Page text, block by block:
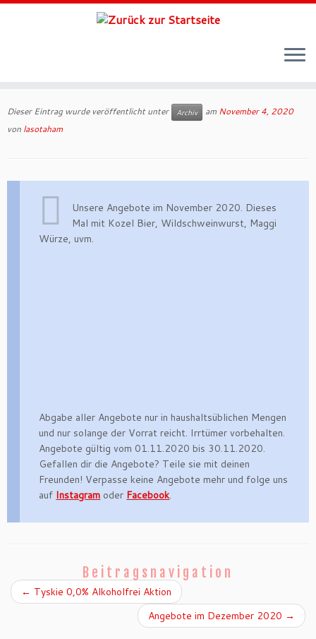
Inhalt
springen
Dieser Eintrag wurde veröffentlicht unter Archiv am November 4, 2020
von lasotaham
Unsere Angebote im November 2020. Dieses
Mal mit Kozel Bier, Wildschweinwurst, Maggi
Würze, uvm.
Abgabe aller Angebote nur in haushaltsüblichen Mengen
und nur solange der Vorrat reicht. Irrtümer vorbehalten.
Angebote gültig vom 01.11.2020 bis 30.11.2020.
Gefallen dir die Angebote? Teile sie mit deinen
Freunden! Verpasse keine Angebote mehr und folge uns
auf Instagram oder Facebook.
Beitragsnavigation
← Tyskie 0,0% Alkoholfrei Aktion
Angebote im Dezember 2020 →